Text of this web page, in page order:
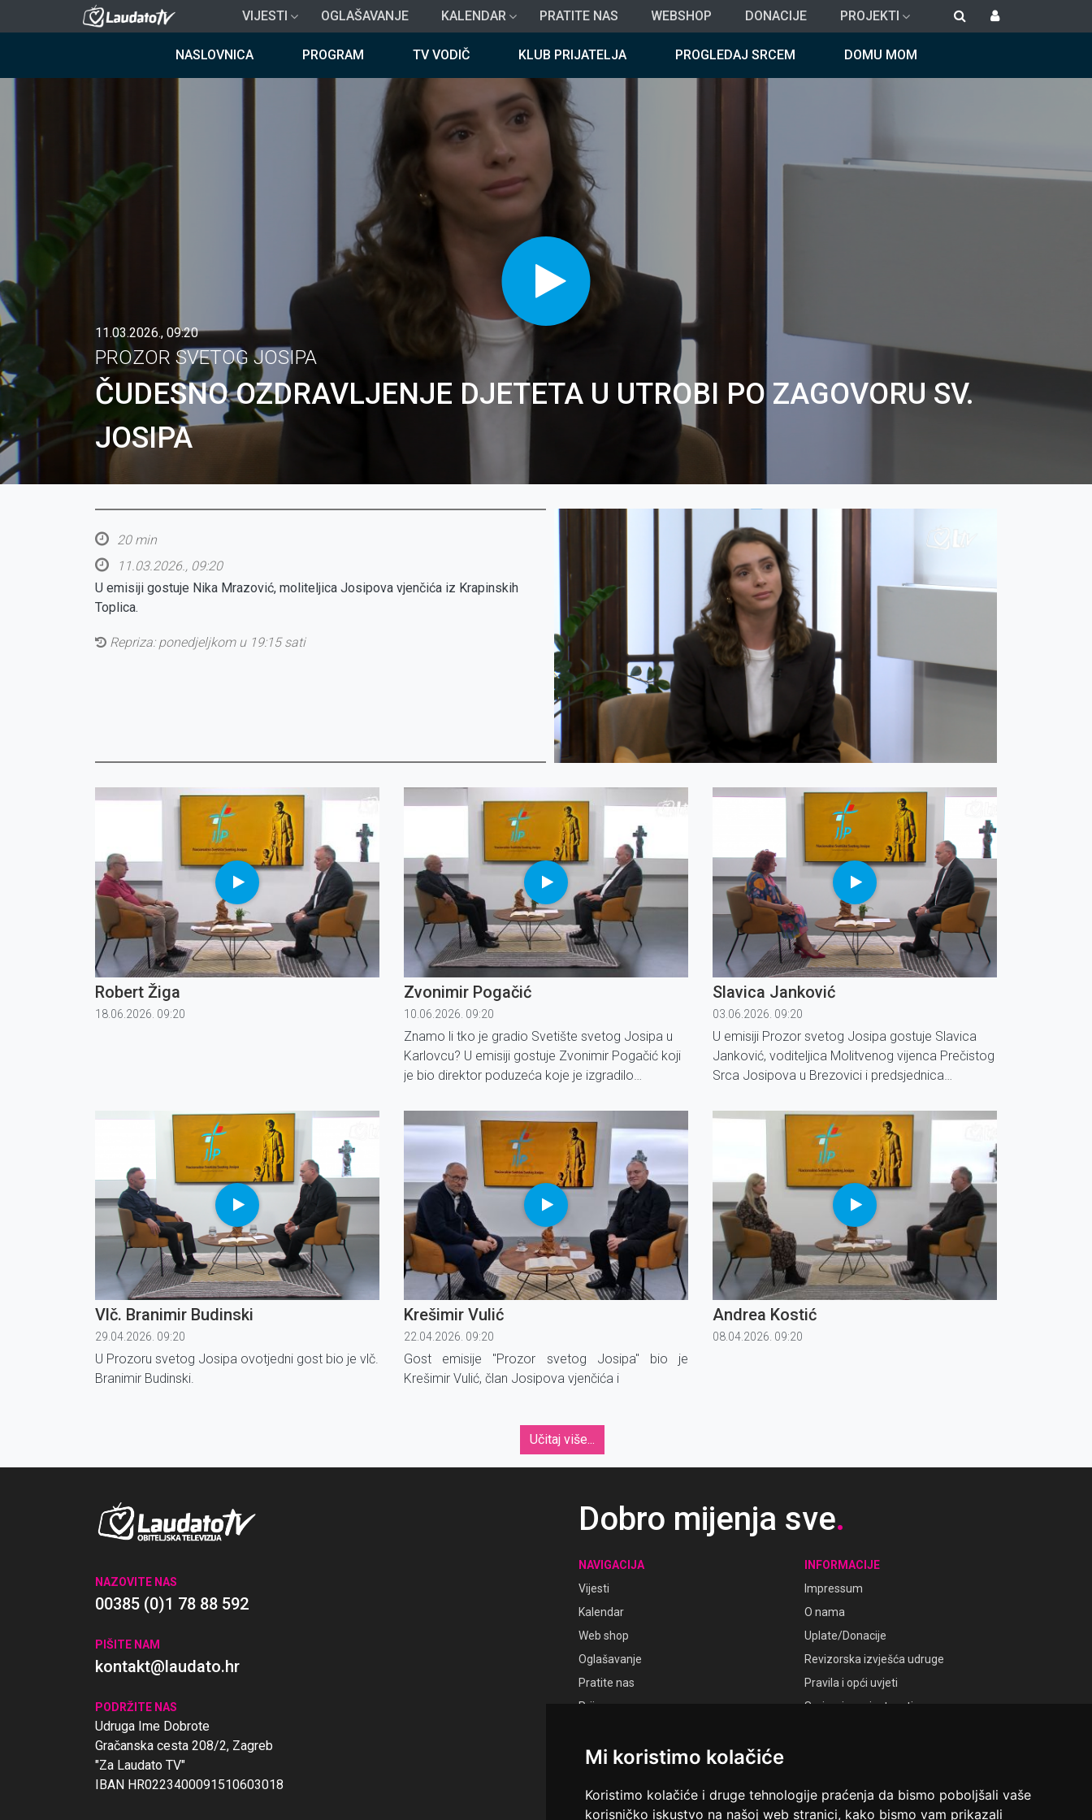
Mi koristimo kolačiće
Koristimo kolačiće i druge tehnologije praćenja da bismo poboljšali vaše
korisničko iskustvo na našoj web stranici, kako bismo vam prikazali
na
VIJESTI OGLAŠAVANJE KALENDAR PRATITE NAS WEBSHOP DONACIJE PROJEKTI
NASLOVNICA PROGRAM TV VODIČ KLUB PRIJATELJA PROGLEDAJ SRCEM DOMU MOM
11.03.2026., 09:20
PROZOR SVETOG JOSIPA
ČUDESNO OZDRAVLJENJE DJETETA U UTROBI PO ZAGOVORU SV.
JOSIPA
20 min
11.03.2026., 09:20
U emisiji gostuje Nika Mrazović, moliteljica Josipova vjenčića iz Krapinskih
Toplica.
Repriza: ponedjeljkom u 19:15 sati
Robert Žiga
18.06.2026. 09:20
Zvonimir Pogačić
10.06.2026. 09:20
Znamo li tko je gradio Svetište svetog Josipa u
Karlovcu? U emisiji gostuje Zvonimir Pogačić koji
je bio direktor poduzeća koje je izgradilo
Slavica Janković
03.06.2026. 09:20
U emisiji Prozor svetog Josipa gostuje Slavica
Janković, voditeljica Molitvenog vijenca Prečistog
Srca Josipova u Brezovici i predsjednica
i tehničara.
Vlč. Branimir Budinski
29.04.2026. 09:20
U Prozoru svetog Josipa ovotjedni gost bio je vlč.
Branimir Budinski.
Krešimir Vulić
22.04.2026. 09:20
Gost emisije ''Prozor svetog Josipa'' bio je
Krešimir Vulić, član Josipova vjenčića i
Andrea Kostić
08.04.2026. 09:20
Učitaj više...
NAZOVITE NAS
00385 (0)1 78 88 592
PIŠITE NAM
kontakt@laudato.hr
PODRŽITE NAS
Udruga Ime Dobrote
Gračanska cesta 208/2, Zagreb
"Za Laudato TV"
IBAN HR0223400091510603018
Dobro mijenja sve.
NAVIGACIJA
Vijesti
Kalendar
Web shop
Oglašavanje
Pratite nas
Prijava
INFORMACIJE
Impressum
O nama
Uplate/Donacije
Revizorska izvješća udruge
Pravila i opći uvjeti
Smjernice privatnosti